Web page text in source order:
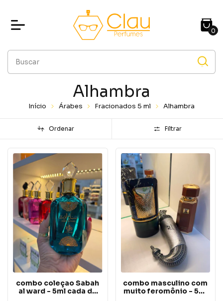
0
Alhambra
Início Árabes Fracionados 5 ml Alhambra
Ordenar Filtrar
combo coleçao Sabah
al ward - 5ml cada de
combo masculino com
muito feromônio - 5ml